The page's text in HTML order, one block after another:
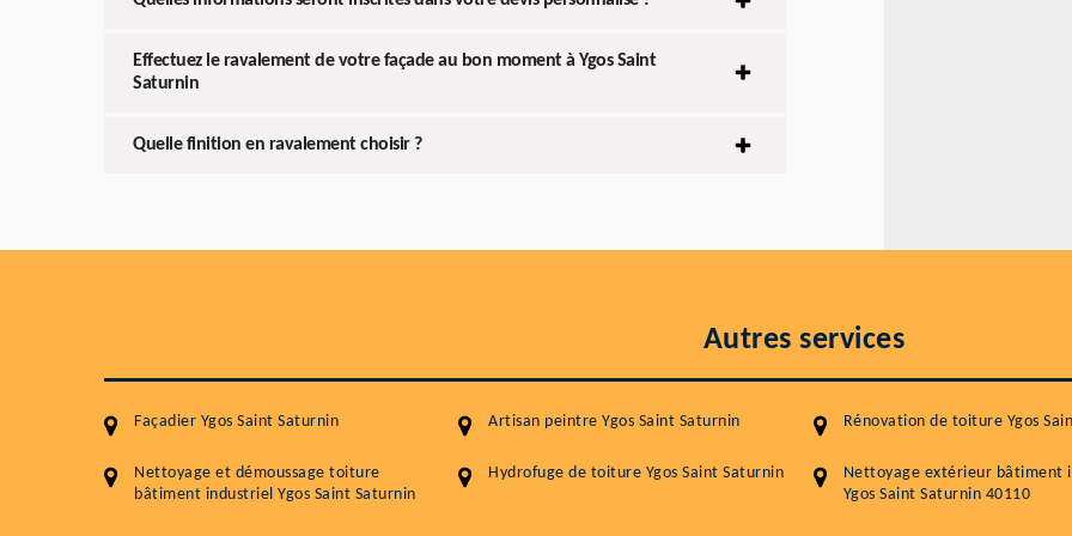
Effectuez le ravalement de votre façade au bon moment à Ygos Saint
Saturnin
Quelle finition en ravalement choisir ?
Autres services
Façadier Ygos Saint Saturnin Artisan peintre Ygos Saint Saturnin Rénovation de toiture Ygos
Nettoyage et démoussage toiture
bâtiment industriel Ygos Saint Saturnin
Hydrofuge de toiture Ygos Saint Saturnin
Nettoyage extérieur bâtiment
Ygos Saint Saturnin 40110